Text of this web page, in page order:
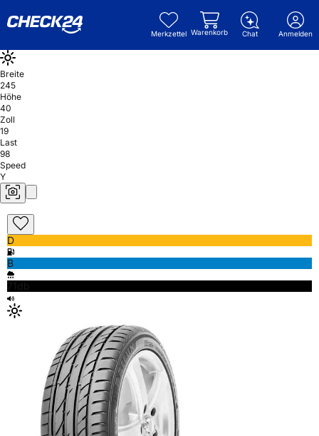
Merkzettel Warenkorb Chat Anmelden
Breite
245
Höhe
40
Zoll
19
Last
98
Speed
Y
D
B
71db